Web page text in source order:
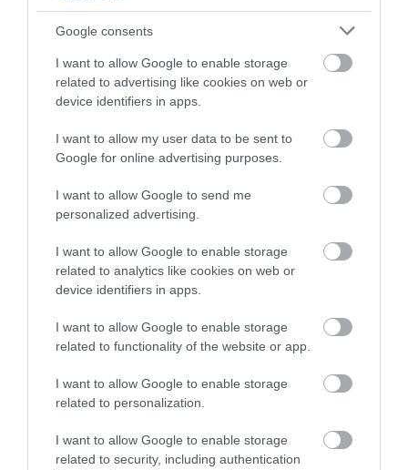
Google consents
I want to allow Google to enable storage
related to advertising like cookies on web or
device identifiers in apps.
I want to allow my user data to be sent to
Google for online advertising purposes.
I want to allow Google to send me
personalized advertising.
I want to allow Google to enable storage
related to analytics like cookies on web or
device identifiers in apps.
I want to allow Google to enable storage
related to functionality of the website or app.
I want to allow Google to enable storage
related to personalization.
I want to allow Google to enable storage
related to security, including authentication
TÖBB MINT EGY HÓNAP IS LEHET, MIRE
TELJESEN ÚJRAINDUL A P...
2026. augusztus 07|Mindenki ügye
TANULJ NÉMETÜL OTTHONRÓL: A
DIGITÁLIS TANULÁS ELŐNYEI
ÚJRAINDULNAK A KORÁBBAN
2026. augusztus 07 Eger ügye